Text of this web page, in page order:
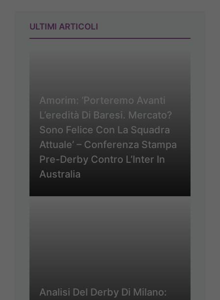
ULTIMI ARTICOLI
Amorim: ‘Porteremo Avanti
L’eredità Di Baresi. Mercato?
Sono Felice Con La Squadra
Attuale’ – Conferenza Stampa
Pre-Derby Contro L’Inter In
Australia
Analisi Del Derby Di Milano: